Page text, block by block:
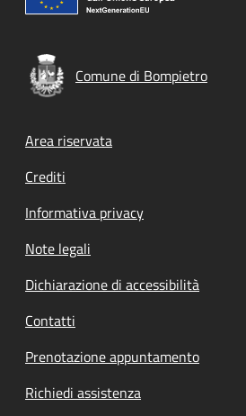
Comune di Bompietro
Footer menu
Area riservata
Crediti
Informativa privacy
Note legali
Dichiarazione di accessibilità
Contatti
Prenotazione appuntamento
Richiedi assistenza